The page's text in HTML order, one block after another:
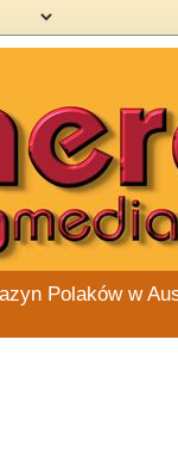
Polaków w